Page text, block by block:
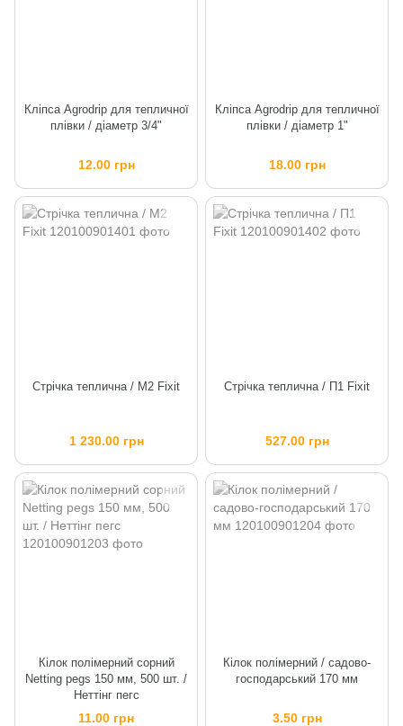
Кліпса Agrodrip для тепличної
плівки / діаметр 3/4"
12.00 грн
Кліпса Agrodrip для тепличної
плівки / діаметр 1"
18.00 грн
Стрічка теплична / М2 Fixit
1 230.00 грн
Стрічка теплична / П1 Fixit
527.00 грн
Кілок полімерний сорний
Netting pegs 150 мм, 500 шт. /
Неттінг пегс
11.00 грн
Кілок полімерний / садово-
господарський 170 мм
3.50 грн